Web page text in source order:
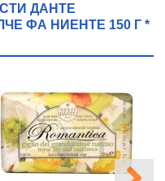
ДАНТЕ
ФА НИЕНТЕ 150 Г *